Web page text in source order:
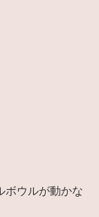
ボウルが動かな